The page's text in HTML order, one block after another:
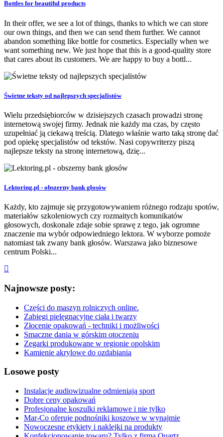
Bottles for beautiful products
In their offer, we see a lot of things, thanks to which we can store
our own things, and then we can send them further. We cannot
abandon something like bottle for cosmetics. Especially when we
want something new. We just hope that this is a good-quality store
that cares about its customers. We are happy to buy a bottl...
Świetne teksty od najlepszych specjalistów
Wielu przedsiębiorców w dzisiejszych czasach prowadzi stronę
internetową swojej firmy. Jednak nie każdy ma czas, by często
uzupełniać ją ciekawą treścią. Dlatego właśnie warto taką stronę dać
pod opiekę specjalistów od tekstów. Nasi copywriterzy piszą
najlepsze teksty na stronę internetową, dzię...
Lektoring.pl - obszerny bank głosów
Każdy, kto zajmuje się przygotowywaniem różnego rodzaju spotów,
materiałów szkoleniowych czy rozmaitych komunikatów
głosowych, doskonale zdaje sobie sprawę z tego, jak ogromne
znaczenie ma wybór odpowiedniego lektora. W wyborze pomoże
natomiast tak zwany bank głosów. Warszawa jako biznesowe
centrum Polski...
Najnowsze posty:
Części do maszyn rolniczych online.
Zabiegi pielęgnacyjne ciała i twarzy
Złocenie opakowań - techniki i możliwości
Smaczne dania w górskim otoczeniu
Zegarki produkowane w regionie opolskim
Kamienie akrylowe do ozdabiania
Losowe posty
Instalacje audiowizualne odmieniają sport
Dobre ceny opakowań
Profesjonalne koszulki reklamowe i nie tylko
Mar-Co oferuje podnośniki koszowe w wynajmie
Nowoczesne etykiety i naklejki na produkty